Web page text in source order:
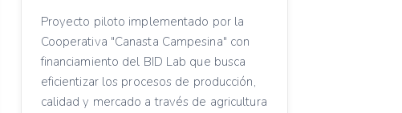
Proyecto piloto implementado por la
Cooperativa "Canasta Campesina" con
financiamiento del BID Lab que busca
eficientizar los procesos de producción,
calidad y mercado a través de agricultura